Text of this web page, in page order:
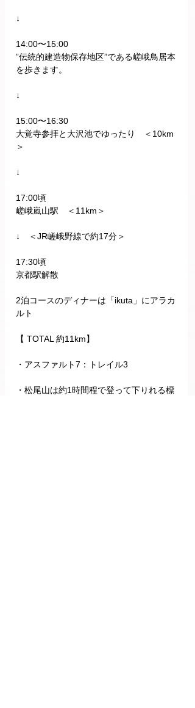
↓
14:00〜15:00
”伝統的建造物保存地区”である嵯峨鳥居本
を歩きます。
↓
15:00〜16:30
大覚寺参拝と大沢池でゆったり　＜10km
＞
↓
17:00頃
嵯峨嵐山駅　＜11km＞
↓　＜JR嵯峨野線で約17分＞
17:30頃
京都駅解散
2泊コースのディナーは「ikuta」にアラカ
ルト
【 TOTAL 約11km】
・アスファルト7：トレイル3
・松尾山は約1時間程で登って下りれる標